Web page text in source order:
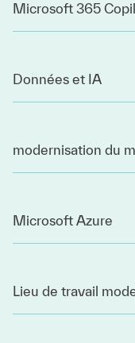
Microsoft 365
Données et IA
modernisation du
Microsoft Azure
Lieu de travail